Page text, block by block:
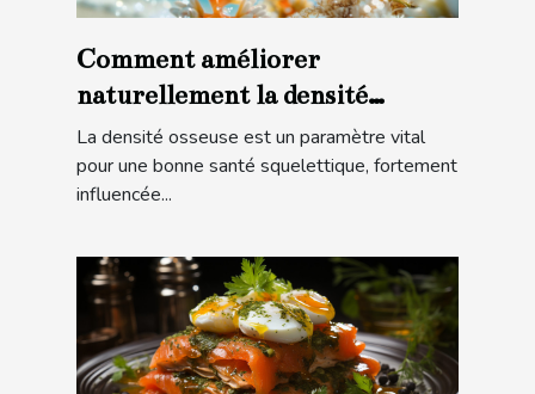
Comment améliorer
naturellement la densité
osseuse grâce aux suppléments
marins
La densité osseuse est un paramètre vital
pour une bonne santé squelettique, fortement
influencée...